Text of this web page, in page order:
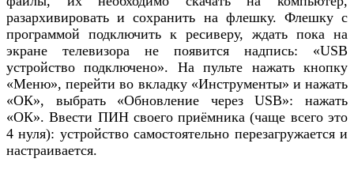
разархивировать и сохранить на флешку. Флешку с
программой подключить к ресиверу, ждать пока на
экране телевизора не появится надпись: «USB
устройство подключено». На пульте нажать кнопку
«Меню», перейти во вкладку «Инструменты» и нажать
«ОК», выбрать «Обновление через USB»: нажать
«ОК». Ввести ПИН своего приёмника (чаще всего это
4 нуля): устройство самостоятельно перезагружается и
настраивается.